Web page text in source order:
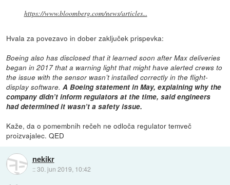
https://www.bloomberg.com/news/articles...
Hvala za povezavo in dober zaključek prispevka:
Boeing also has disclosed that it learned soon after Max deliveries
began in 2017 that a warning light that might have alerted crews to
the issue with the sensor wasn’t installed correctly in the flight-
display software.A Boeing statement in May, explaining why the
company didn’t inform regulators at the time, said engineers
had determined it wasn’t a safety issue.
Kaže, da o pomembnih rečeh ne odloča regulator temveč
proizvajalec. QED
nekikr
::30. jun 2019, 10:42